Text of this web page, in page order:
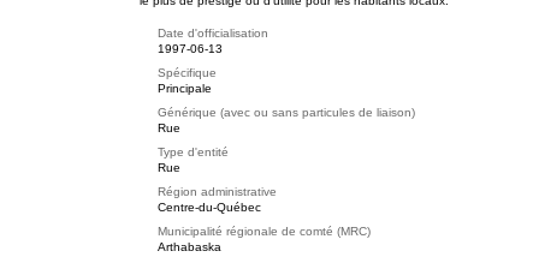
Date d'officialisation
1997-06-13
Spécifique
Principale
Générique (avec ou sans particules de liaison)
Rue
Type d'entité
Rue
Région administrative
Centre-du-Québec
Municipalité régionale de comté (MRC)
Arthabaska